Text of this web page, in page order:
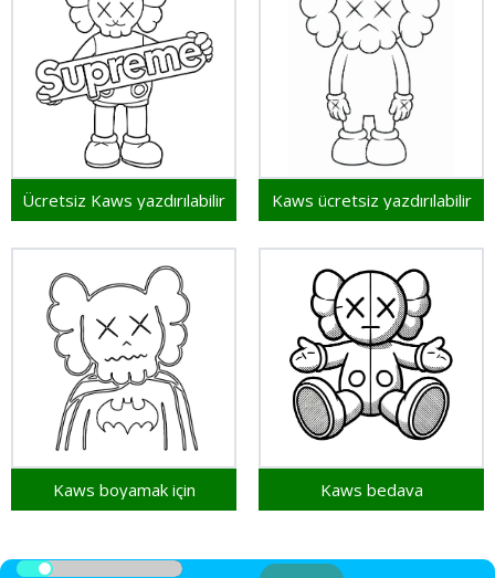
Ücretsiz Kaws yazdırılabilir Kaws ücretsiz yazdırılabilir
Kaws boyamak için Kaws bedava